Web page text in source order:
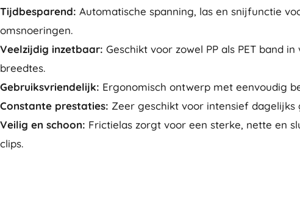
Tijdbesparend: Automatische spanning, las en snijfunctie
omsnoeringen.
Veelzijdig inzetbaar: Geschikt voor zowel PP als PET band
breedtes.
Gebruiksvriendelijk: Ergonomisch ontwerp met eenvoudig
Constante prestaties: Zeer geschikt voor intensief dagelijks
Veilig en schoon: Frictielas zorgt voor een sterke, nette en
clips.